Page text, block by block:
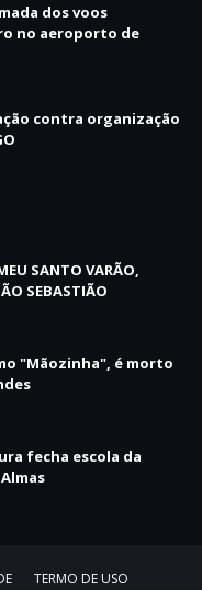
dos voos
no aeroporto de
contra organização
SANTO VARÃO,
SEBASTIÃO
"Mãozinha", é morto
fecha escola da
TERMO DE USO